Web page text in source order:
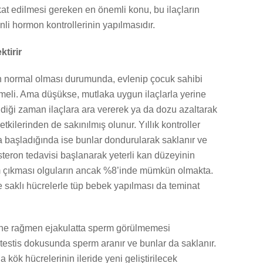
edilmesi gereken en önemli konu, bu ilaçların
hormon kontrollerinin yapılmasıdır.
olması durumunda, evlenip çocuk sahibi
Ama düşükse, mutlaka uygun ilaçlarla yerine
zaman ilaçlara ara vererek ya da dozu azaltarak
de sakınılmış olunur. Yıllık kontroller
başladığında ise bunlar dondurularak saklanır ve
tedavisi başlanarak yeterli kan düzeyinin
olguların ancak %8’inde mümkün olmakta.
hücrelerle tüp bebek yapılması da teminat
rağmen ejakulatta sperm görülmemesi
dokusunda sperm aranır ve bunlar da saklanır.
kök hücrelerinin ileride yeni geliştirilecek